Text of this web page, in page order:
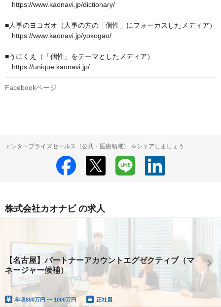
https://www.kaonavi.jp/dictionary/
■人事のヨコガオ（人事の方の「個性」にフォーカスしたメディア）
https://www.kaonavi.jp/yokogao/
■うにくえ（「個性」をテーマとしたメディア）
https://unique.kaonavi.jp/
Facebookページ
エンタープライズセールス（公共・医療領域） をシェアしましょう
株式会社カオナビ の求人
【名古屋】パートナーアカウントエグゼクティブ（マ
ネージャー候補）
年収800万円 〜 1000万円 正社員